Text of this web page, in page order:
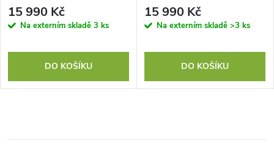
15 990 Kč
Na externím skladě 3 ks
DO KOŠÍKU
15 990 Kč
Na externím skladě >3 ks
DO KOŠÍKU